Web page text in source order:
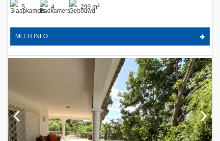
5 4 299 m2
MEER INFO